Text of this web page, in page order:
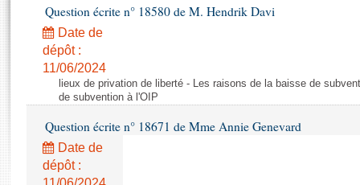
Propositions de loi
Amendements
Textes adoptés
Rapports d'information
Rapports législatifs
Rapports sur l'application des lois
Baromètre de l’application des lois
Histoire
Juniors
Anciennes législatures
Liens vers les sites publics
Photos libres de droit
Question écrite n° 18580 de M. Hendrik Davi
Date de
dépôt :
11/06/2024
lieux de privation de liberté - Les raisons de la baisse de
de subvention à l'OIP
Question écrite n° 18671 de Mme Annie Genevard
Date de
dépôt :